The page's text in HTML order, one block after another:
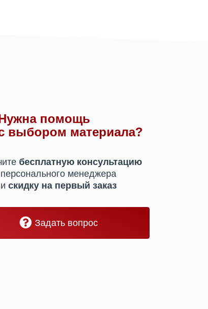
помощь
выбором материала?
бесплатную консультацию
персонального менеджера
и скидку на первый заказ
Задать вопрос